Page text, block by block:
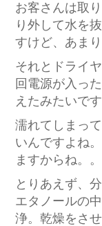
お客さんは取
り外して水を
すけど、あま
それとドライ
回電源が入っ
えたみたいで
濡れてしまっ
いんですよね
ますからね。
とりあえず、
エタノールの
浄。乾燥をさ